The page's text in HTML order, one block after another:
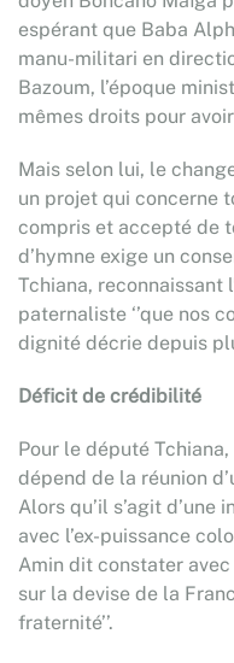
espérant que Baba
manu-militari en
Bazoum, l’époque
mêmes droits pour
Mais selon lui, le
un projet qui concerne
compris et accepté de
d’hymne exige un
Tchiana, reconnaissant
paternaliste ‘’que nos
dignité décrie depuis
Déficit de crédibilité
Pour le député
dépend de la réunion
Alors qu’il s’agit
avec l’ex-puissance
Amin dit constater
sur la devise de la
fraternité’’.